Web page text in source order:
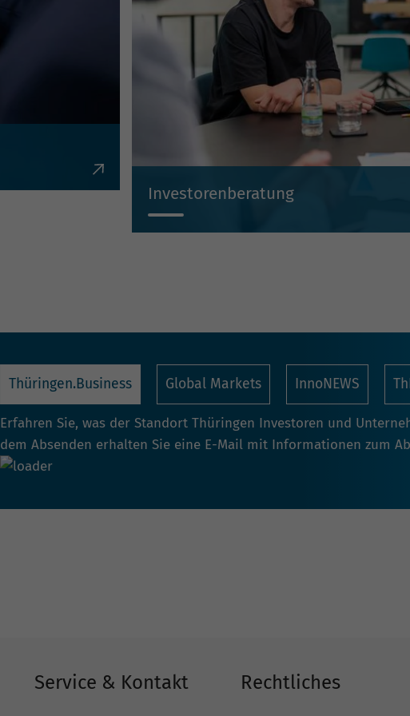
Investorenberatung
Thüringen.Business Global Markets InnoNEWS
Erfahren Sie, was der Standort Thüringen Investoren und
dem Absenden erhalten Sie eine E-Mail mit Informationen zum
Service & Kontakt Rechtliches